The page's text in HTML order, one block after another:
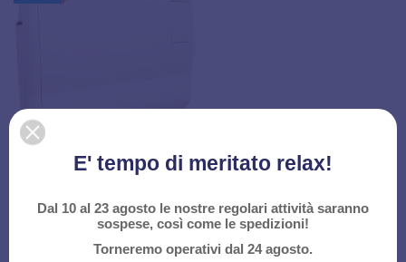
RADIATORE A GAS METANO
Radiatori a gas
1.069,15 € 925,33 €
Torneremo operativi dal 24 agosto.
Dal 10 al 23 agosto le nostre regolari attività saranno
sospese, così come le spedizioni!
E' tempo di meritato relax!